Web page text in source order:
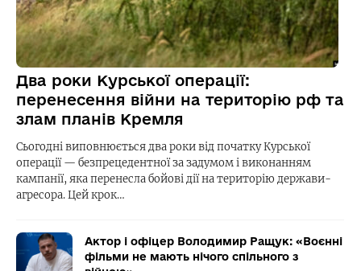
Два роки Курської операції:
перенесення війни на територію рф та
злам планів Кремля
Сьогодні виповнюється два роки від початку Курської
операції — безпрецедентної за задумом і виконанням
кампанії, яка перенесла бойові дії на територію держави-
агресора. Цей крок…
Актор і офіцер Володимир Ращук: «Воєнні
фільми не мають нічого спільного з